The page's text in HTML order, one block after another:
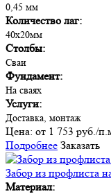
0,45 мм
Количество лаг:
40х20мм
Столбы:
Сваи
Фундамент:
На сваях
Услуги:
Доставка, монтаж
Цена: от 1 753 руб./
Подробнее Заказать
Забор из профлиста
Материал: